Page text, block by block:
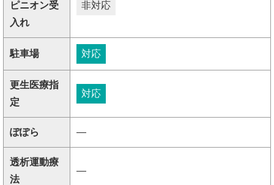
ピニオン受
入れ
非対応
駐車場 対応
更生医療指
定
対応
ぽぽら ―
透析運動療
法
―